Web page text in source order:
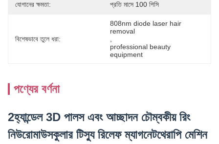
যোগানের ক্ষমতা: প্রতি মাসে 100 পিসি
বিশেষভাবে তুলে ধরা:
808nm diode laser hair
removal
professional beauty
equipment
পণ্যের বর্ণনা
2হ্যান্ডেল 3D পালস এবং আচ্ছাদন চৌম্বকীয় রিং
নিউরোমাউসকুলার টিস্যু রিলেফ ম্যাগনেটথেরাপি মেশিন